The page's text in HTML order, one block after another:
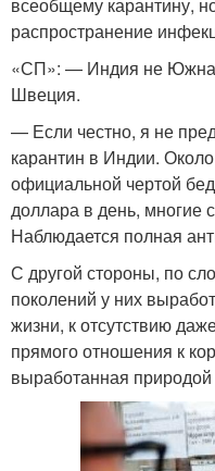
всеобщему карантину,
распространение
«СП»: — Индия не
Швеция.
— Если честно, я не
карантин в Индии.
официальной чертой
доллара в день, многие
Наблюдается полная
С другой стороны, по
поколений у них
жизни, к отсутствию
прямого отношения к
выработанная